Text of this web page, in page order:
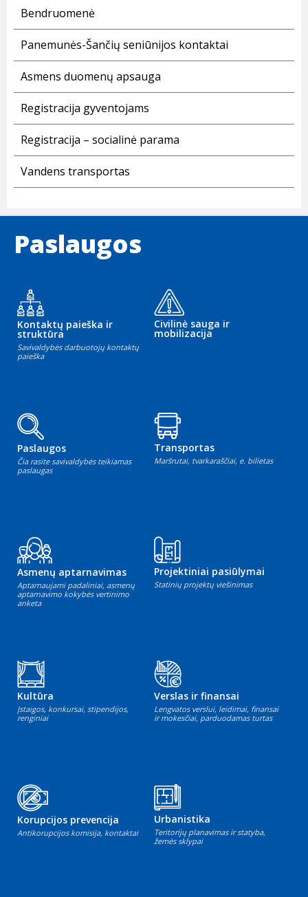
Bendruomenė
Panemunės-Šančių seniūnijos kontaktai
Asmens duomenų apsauga
Registracija gyventojams
Registracija – socialinė parama
Vandens transportas
Paslaugos
Kontaktų paieška ir
struktūra
Savivaldybės darbuotojų kontaktų
paieška
Civilinė sauga ir
mobilizacija
Paslaugos
Čia rasite savivaldybės teikiamas
paslaugas
Transportas
Maršrutai, tvarkaraščiai, e. bilietas
Asmenų aptarnavimas
Aptarnaujami padaliniai, asmenų
aptarnavimo kokybės vertinimo
anketa
Projektiniai pasiūlymai
Statinių projektų viešinimas
Kultūra
Įstaigos, konkursai, stipendijos,
renginiai
Verslas ir finansai
Lengvatos verslui, leidimai, finansai
ir mokesčiai, parduodamas turtas
Korupcijos prevencija
Antikorupcijos komisija, kontaktai
Urbanistika
Teritorijų planavimas ir statyba,
žemės sklypai